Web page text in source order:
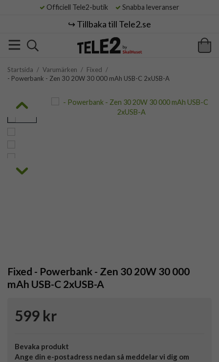
Officiell Tele2-butik Snabba leveranser
↪️ Tillbaka till Tele2.se
Startsida / Varumärken / Fixed /
- Powerbank - Zen 30 20W 30 000 mAh USB-C 2xUSB-A
Fixed - Powerbank - Zen 30 20W 30 000
mAh USB-C 2xUSB-A
599 kr
Bevaka produkt
Ange din e-postadress nedan så meddelar vi dig om